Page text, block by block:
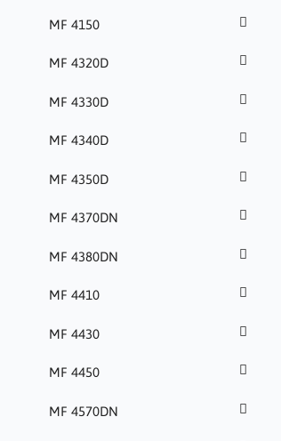
MF 4150
MF 4320D
MF 4330D
MF 4340D
MF 4350D
MF 4370DN
MF 4380DN
MF 4410
MF 4430
MF 4450
MF 4570DN